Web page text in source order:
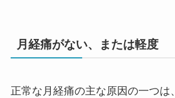
月経痛がない、または軽度
正常な月経痛の主な原因の一つは